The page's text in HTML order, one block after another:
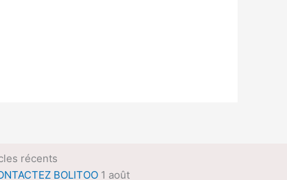
récents
BOLITOO 1 août